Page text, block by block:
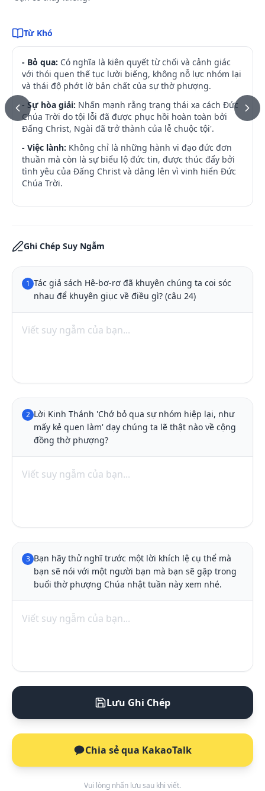
Từ Khó
- Bỏ qua: Có nghĩa là kiên quyết từ chối và cảnh giác
với thói quen thế tục lười biếng, không nỗ lực nhóm lại
và thái độ phớt lờ bản chất của sự thờ phượng.
- Sự hòa giải: Nhấn mạnh rằng trạng thái xa cách Đức
Chúa Trời do tội lỗi đã được phục hồi hoàn toàn bởi
Đấng Christ, Ngài đã trở thành của lễ chuộc tội'.
- Việc lành: Không chỉ là những hành vi đạo đức đơn
thuần mà còn là sự biểu lộ đức tin, được thúc đẩy bởi
tình yêu của Đấng Christ và dâng lên vì vinh hiển Đức
Chúa Trời.
Ghi Chép Suy Ngẫm
1 Tác giả sách Hê-bơ-rơ đã khuyên chúng ta coi sóc
nhau để khuyên giục về điều gì? (câu 24)
2 Lời Kinh Thánh 'Chớ bỏ qua sự nhóm hiệp lại, như
mấy kẻ quen làm' dạy chúng ta lẽ thật nào về cộng
đồng thờ phượng?
3 Bạn hãy thử nghĩ trước một lời khích lệ cụ thể mà
bạn sẽ nói với một người bạn mà bạn sẽ gặp trong
buổi thờ phượng Chúa nhật tuần này xem nhé.
Lưu Ghi Chép
Chia sẻ qua KakaoTalk
Vui lòng nhấn lưu sau khi viết.